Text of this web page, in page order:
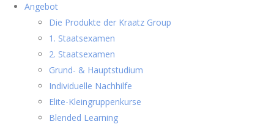
Angebot
Die Produkte der Kraatz Group
1. Staatsexamen
2. Staatsexamen
Grund- & Hauptstudium
Individuelle Nachhilfe
Elite-Kleingruppenkurse
Blended Learning